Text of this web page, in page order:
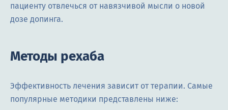
пациенту отвлечься от навязчивой мысли о новой
дозе допинга.
Методы рехаба
Эффективность лечения зависит от терапии. Самые
популярные методики представлены ниже: